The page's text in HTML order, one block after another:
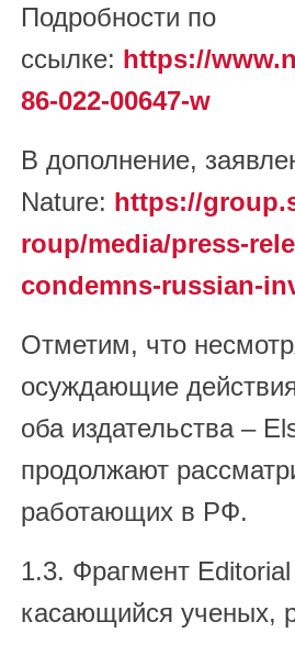
Подробности по
ссылке: https://
86-022-00647-w
В дополнение,
Nature: https://
roup/media/press-
condemns-russian-
Отметим, что
осуждающие
оба издательства –
продолжают
работающих в РФ.
1.3. Фрагмент
касающийся ученых,